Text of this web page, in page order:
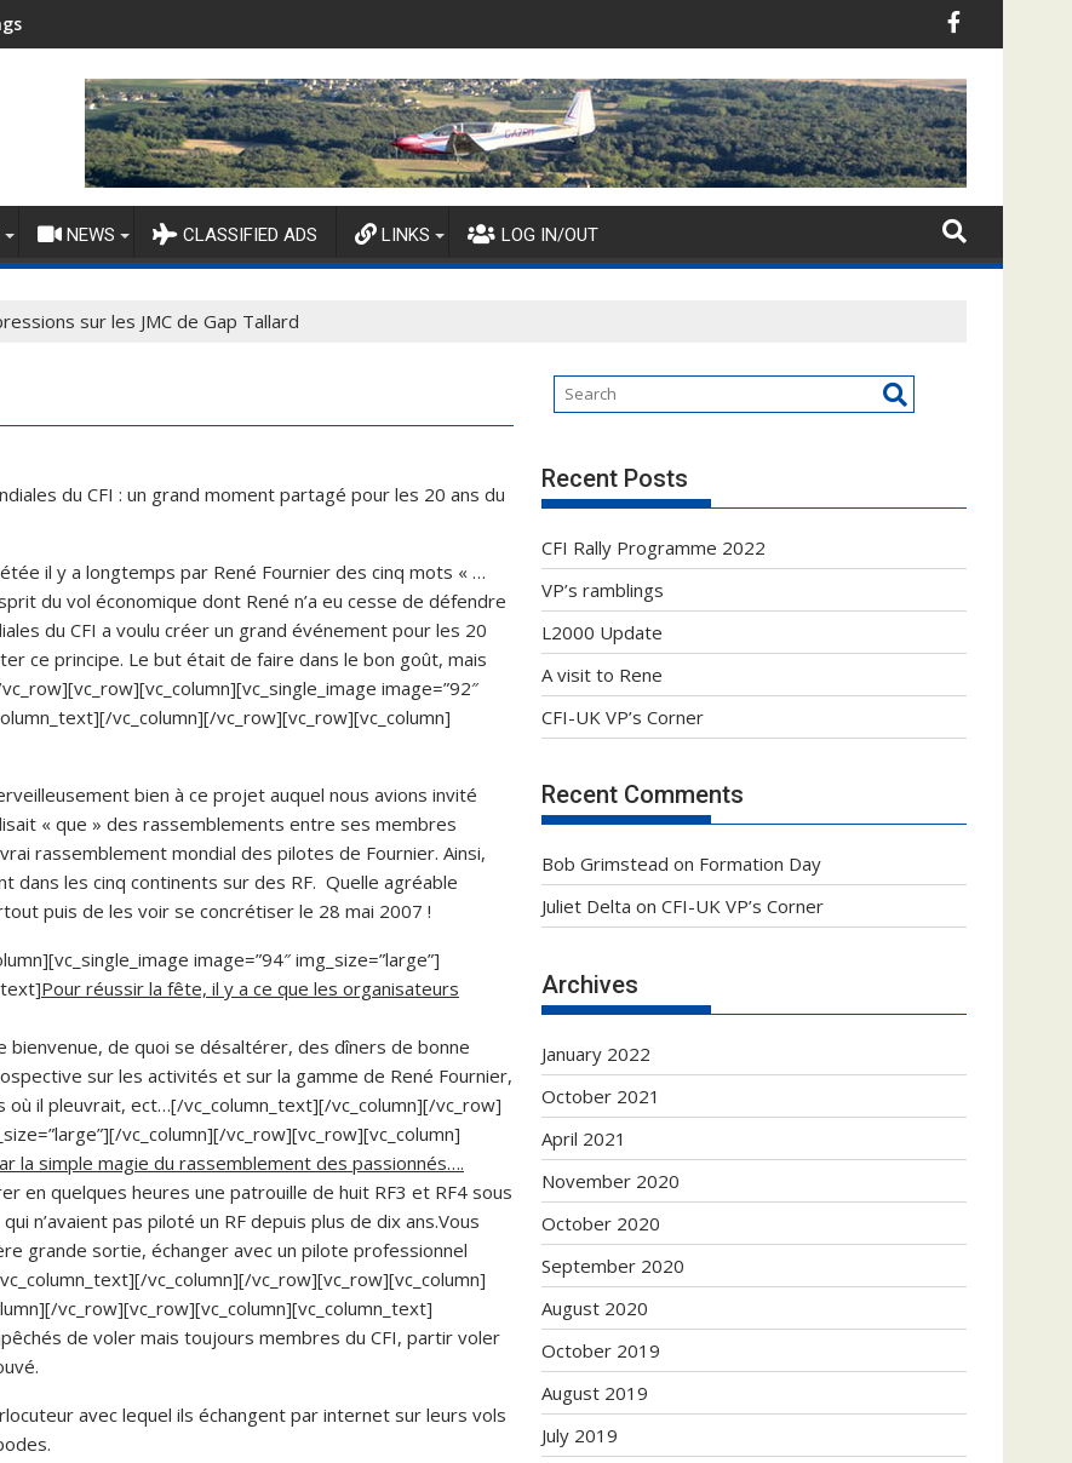
NEWS CLASSIFIED ADS LINKS LOG IN/OUT
sur les JMC de Gap Tallard
du CFI : un grand moment partagé pour les 20 ans du
il y a longtemps par René Fournier des cinq mots « …
du vol économique dont René n’a eu cesse de défendre
du CFI a voulu créer un grand événement pour les 20
ce principe. Le but était de faire dans le bon goût, mais
image=”92″
vc_column][/vc_row][vc_row][vc_column]
bien à ce projet auquel nous avions invité
« que » des rassemblements entre ses membres
rassemblement mondial des pilotes de Fournier. Ainsi,
les cinq continents sur des RF. Quelle agréable
puis de les voir se concrétiser le 28 mai 2007 !
image=”94″ img_size=”large”]
Pour réussir la fête, il y a ce que les organisateurs
bienvenue, de quoi se désaltérer, des dîners de bonne
sur les activités et sur la gamme de René Fournier,
où il pleuvrait, ect…[/vc_column_text][/vc_column][/vc_row]
vc_column][/vc_row][vc_row][vc_column]
la simple magie du rassemblement des passionnés….
en quelques heures une patrouille de huit RF3 et RF4 sous
n’avaient pas piloté un RF depuis plus de dix ans.Vous
grande sortie, échanger avec un pilote professionnel
vc_column][/vc_row][vc_row][vc_column]
vc_row][vc_row][vc_column][vc_column_text]
de voler mais toujours membres du CFI, partir voler
avec lequel ils échangent par internet sur leurs vols
Recent Posts
CFI Rally Programme 2022
VP’s ramblings
L2000 Update
A visit to Rene
CFI-UK VP’s Corner
Recent Comments
Bob Grimstead on Formation Day
Juliet Delta on CFI-UK VP’s Corner
Archives
January 2022
October 2021
April 2021
November 2020
October 2020
September 2020
August 2020
October 2019
August 2019
July 2019